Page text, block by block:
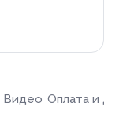
Видео Оплата и